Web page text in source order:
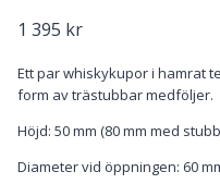
1 395 kr
Ett par whiskykupor i hamrat
form av trästubbar medföljer.
Höjd: 50 mm (80 mm med
Diameter vid öppningen: 60